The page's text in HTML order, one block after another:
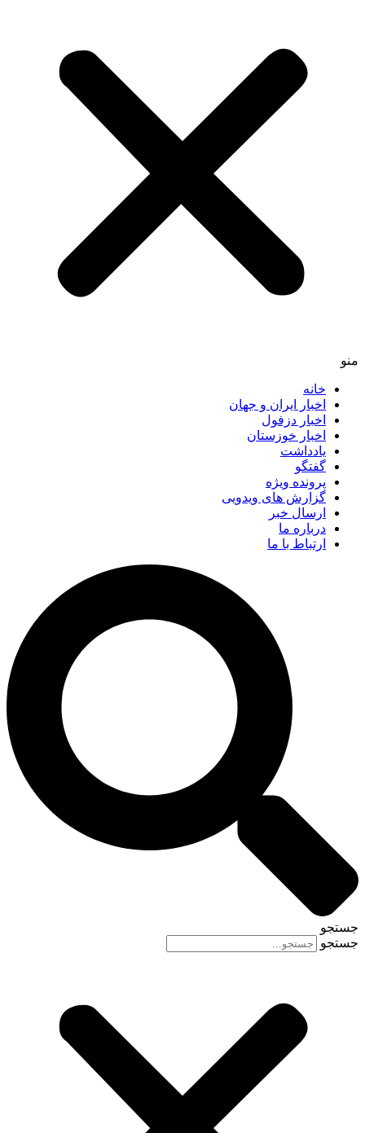
منو
خانه
اخبار ایران و جهان
اخبار دزفول
اخبار خوزستان
یادداشت
گفتگو
پرونده ویژه
گزارش های ویدویی
ارسال خبر
درباره ما
ارتباط با ما
جستجو
جستجو